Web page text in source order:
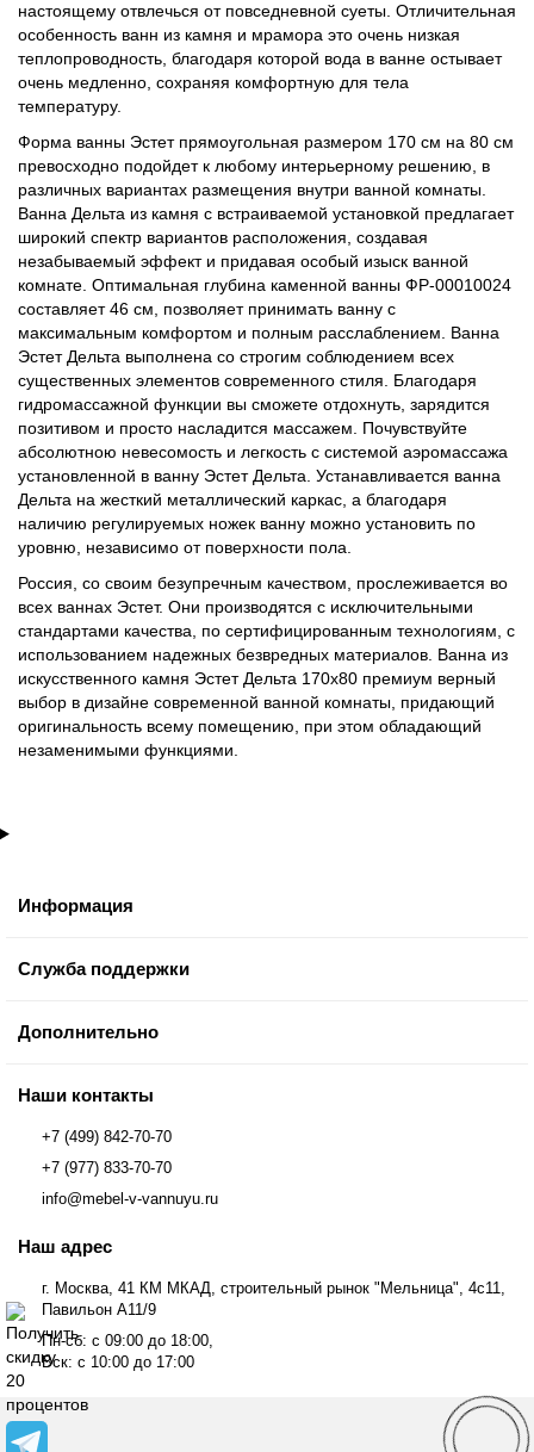
настоящему отвлечься от повседневной суеты. Отличительная
особенность ванн из камня и мрамора это очень низкая
теплопроводность, благодаря которой вода в ванне остывает
очень медленно, сохраняя комфортную для тела
температуру.
Форма ванны Эстет прямоугольная размером 170 см на 80 см
превосходно подойдет к любому интерьерному решению, в
различных вариантах размещения внутри ванной комнаты.
Ванна Дельта из камня с встраиваемой установкой предлагает
широкий спектр вариантов расположения, создавая
незабываемый эффект и придавая особый изыск ванной
комнате. Оптимальная глубина каменной ванны ФР-00010024
составляет 46 см, позволяет принимать ванну с
максимальным комфортом и полным расслаблением. Ванна
Эстет Дельта выполнена со строгим соблюдением всех
существенных элементов современного стиля. Благодаря
гидромассажной функции вы сможете отдохнуть, зарядится
позитивом и просто насладится массажем. Почувствуйте
абсолютною невесомость и легкость с системой аэромассажа
установленной в ванну Эстет Дельта. Устанавливается ванна
Дельта на жесткий металлический каркас, а благодаря
наличию регулируемых ножек ванну можно установить по
уровню, независимо от поверхности пола.
Россия, со своим безупречным качеством, прослеживается во
всех ваннах Эстет. Они производятся с исключительными
стандартами качества, по сертифицированным технологиям, с
использованием надежных безвредных материалов. Ванна из
искусственного камня Эстет Дельта 170х80 премиум верный
выбор в дизайне современной ванной комнаты, придающий
оригинальность всему помещению, при этом обладающий
незаменимыми функциями.
Информация
Служба поддержки
Дополнительно
Наши контакты
+7 (499) 842-70-70
+7 (977) 833-70-70
info@mebel-v-vannuyu.ru
Наш адрес
г. Москва, 41 КМ МКАД, строительный рынок "Мельница", 4с11,
Павильон А11/9
Пн-сб: с 09:00 до 18:00,
Вск: с 10:00 до 17:00